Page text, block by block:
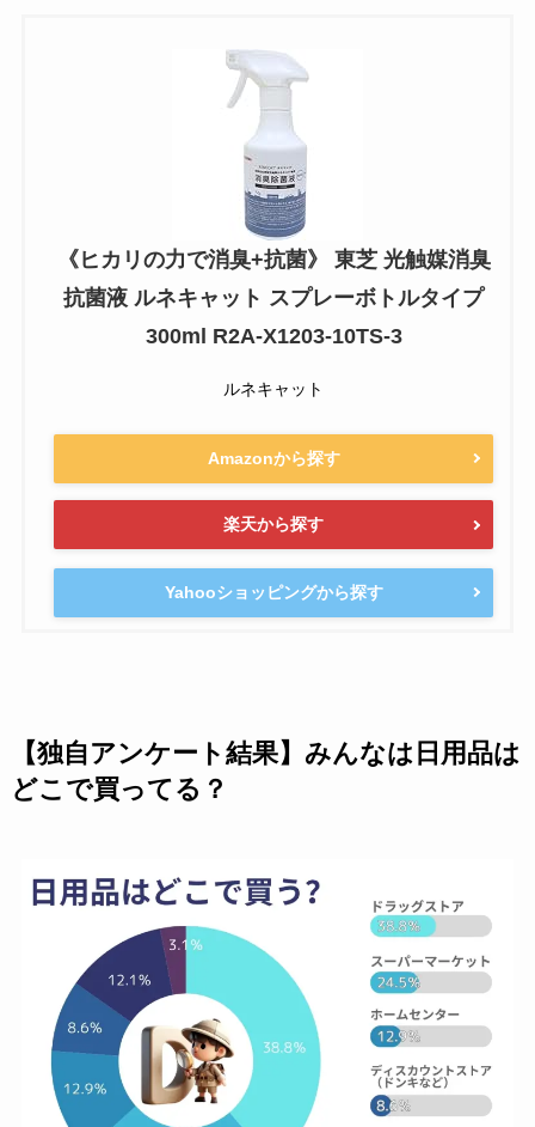
《ヒカリの力で消臭+抗菌》 東芝 光触媒消臭
抗菌液 ルネキャット スプレーボトルタイプ
300ml R2A-X1203-10TS-3
ルネキャット
Amazonから探す
楽天から探す
Yahooショッピングから探す
【独自アンケート結果】みんなは日用品は
どこで買ってる？